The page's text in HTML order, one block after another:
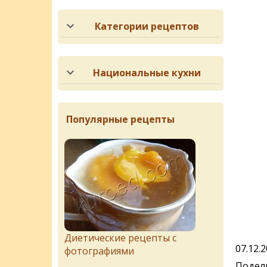
Категории рецептов
Национальные кухни
Популярные рецепты
Диетические рецепты с
фотографиями